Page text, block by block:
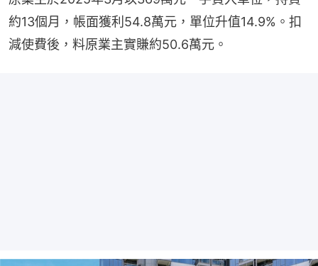
約13個月，帳面獲利54.8萬元，單位升值14.9%。扣
減使費後，料原業主實賺約50.6萬元。